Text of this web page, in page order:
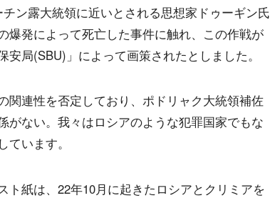
ン露大統領に近いとされる思想家ドゥーギン氏
爆発によって死亡した事件に触れ、この作戦が
局(SBU)」によって画策されたとしました。
関連性を否定しており、ポドリャク大統領補佐
がない。我々はロシアのような犯罪国家でもな
います。
ト紙は、22年10月に起きたロシアとクリミアを